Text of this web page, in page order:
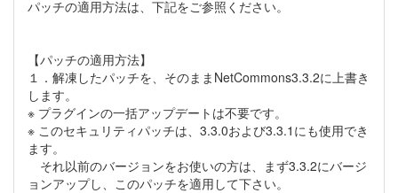
パッチの適用方法は、下記をご参照ください。
【パッチの適用方法】
１．解凍したパッチを、そのままNetCommons3.3.2に上書き
します。
※ プラグインの一括アップデートは不要です。
※ このセキュリティパッチは、3.3.0および3.3.1にも使用でき
ます。
それ以前のバージョンをお使いの方は、まず3.3.2にバージ
ョンアップし、このパッチを適用して下さい。